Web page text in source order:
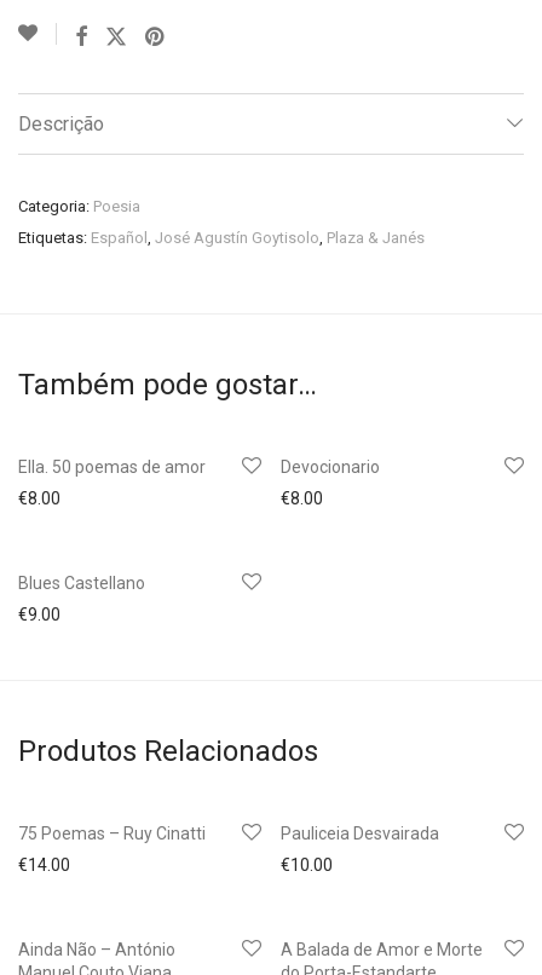
Descrição
Categoria: Poesia
Etiquetas: Español , José Agustín Goytisolo, Plaza & Janés
Também pode gostar…
Ella. 50 poemas de amor
€8.00
Devocionario
€8.00
Blues Castellano
€9.00
Produtos Relacionados
75 Poemas – Ruy Cinatti
€14.00
Pauliceia Desvairada
€10.00
Ainda Não – António
A Balada de Amor e Morte